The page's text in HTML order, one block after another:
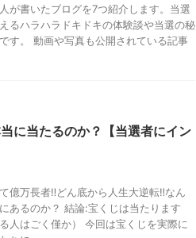
が書いたブログを7つ紹介します。当選
るハラハラドキドキの体験談や当選の秘
す。 動画や写真も公開されている記事
に当たるのか？【当選者にイン
億万長者‼︎どん底から人生大逆転‼︎なん
あるのか？ 結論:宝くじは当たります
る人はごく僅か） 今回は宝くじを実際に